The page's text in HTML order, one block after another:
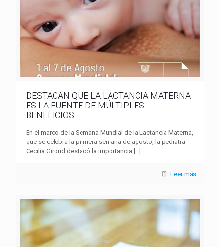
DESTACAN QUE LA LACTANCIA MATERNA
ES LA FUENTE DE MÚLTIPLES
BENEFICIOS
En el marco de la Semana Mundial de la Lactancia Materna,
que se celebra la primera semana de agosto, la pediatra
Cecilia Giroud destacó la importancia […]
Leer más